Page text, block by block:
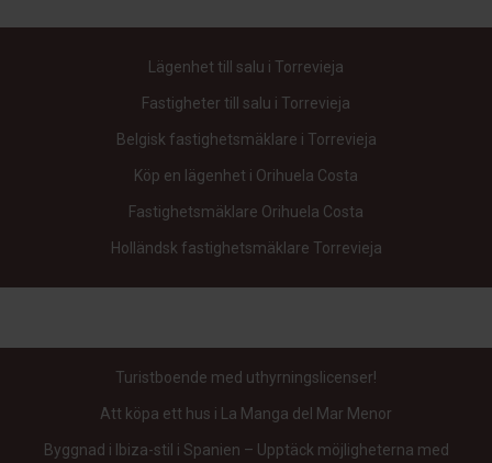
Lägenhet till salu i Torrevieja
Fastigheter till salu i Torrevieja
Belgisk fastighetsmäklare i Torrevieja
Köp en lägenhet i Orihuela Costa
Fastighetsmäklare Orihuela Costa
Holländsk fastighetsmäklare Torrevieja
Turistboende med uthyrningslicenser!
Att köpa ett hus i La Manga del Mar Menor
Byggnad i Ibiza-stil i Spanien – Upptäck möjligheterna med